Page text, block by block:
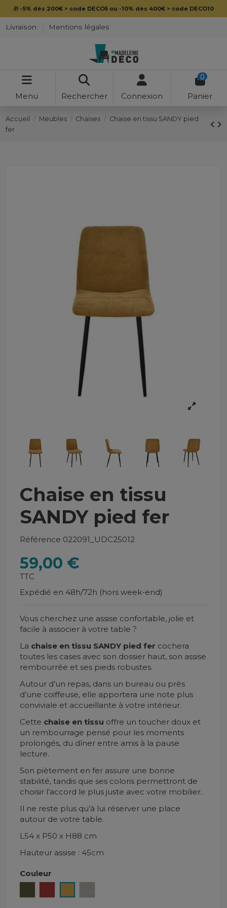
🎁 -5% dès 200€ > code DECO5 ou -10% dès 400€ > code DECO10
Livraison Mentions légales
Menu Rechercher Connexion
0
Panier
Accueil Meubles Chaises
Chaise en tissu SANDY pied
fer
Chaise en tissu
SANDY pied fer
Référence 022091_UDC25012
59,00 €
TTC
Expédié en 48h/72h (hors week-end)
Vous cherchez une assise confortable, jolie et
facile à associer à votre table ?
La chaise en tissu SANDY pied fer cochera
toutes les cases avec son dossier haut, son assise
rembourrée et ses pieds robustes.
Autour d’un repas, dans un bureau ou près
d’une coiffeuse, elle apportera une note plus
conviviale et accueillante à votre intérieur.
Cette chaise en tissu offre un toucher doux et
un rembourrage pensé pour les moments
prolongés, du dîner entre amis à la pause
lecture.
Son piètement en fer assure une bonne
stabilité, tandis que ses coloris permettront de
choisir l’accord le plus juste avec votre mobilier.
Il ne reste plus qu’à lui réserver une place
autour de votre table.
L54 x P50 x H88 cm
Hauteur assise : 45cm
Couleur